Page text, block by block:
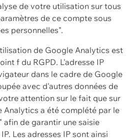
de votre utilisation sur tous
de ce compte sous
personnelles".
de Google Analytics est
f du RGPD. L'adresse IP
dans le cadre de Google
avec d'autres données de
attention sur le fait que sur
Analytics a été complété par le
afin de garantir une saisie
Les adresses IP sont ainsi